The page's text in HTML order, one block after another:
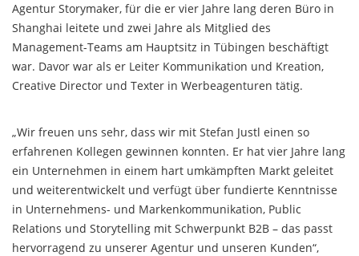
Agentur Storymaker, für die er vier Jahre lang deren Büro in
Shanghai leitete und zwei Jahre als Mitglied des
Management-Teams am Hauptsitz in Tübingen beschäftigt
war. Davor war als er Leiter Kommunikation und Kreation,
Creative Director und Texter in Werbeagenturen tätig.
„Wir freuen uns sehr, dass wir mit Stefan Justl einen so
erfahrenen Kollegen gewinnen konnten. Er hat vier Jahre lang
ein Unternehmen in einem hart umkämpften Markt geleitet
und weiterentwickelt und verfügt über fundierte Kenntnisse
in Unternehmens- und Markenkommunikation, Public
Relations und Storytelling mit Schwerpunkt B2B – das passt
hervorragend zu unserer Agentur und unseren Kunden“,